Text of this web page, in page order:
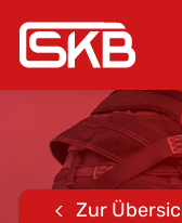
Zur